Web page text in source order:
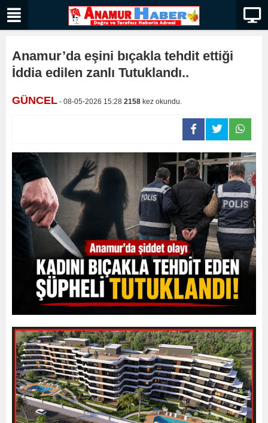
Anamur’da eşini bıçakla tehdit ettiği
İddia edilen zanlı Tutuklandı..
GÜNCEL - 08-05-2026 15:28 2158 kez okundu.